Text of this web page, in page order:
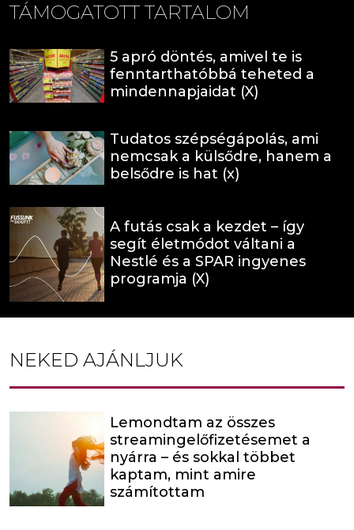
TÁMOGATOTT TARTALOM
5 apró döntés, amivel te is
fenntarthatóbbá teheted a
mindennapjaidat (X)
Tudatos szépségápolás, ami
nemcsak a külsődre, hanem a
belsődre is hat (x)
A futás csak a kezdet – így
segít életmódot váltani a
Nestlé és a SPAR ingyenes
programja (X)
NEKED AJÁNLJUK
Lemondtam az összes
streamingelőfizetésemet a
nyárra – és sokkal többet
kaptam, mint amire
számítottam